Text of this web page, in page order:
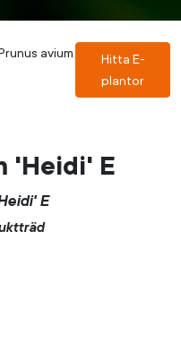
avium
Hitta E-
plantor
'Heidi' E
E